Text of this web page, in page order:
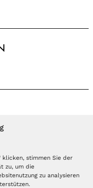
klicken, stimmen Sie der
zu, um die
zu analysieren
// +41 31 300 30 85 //
1 - CH-3012 Bern //
Impressum